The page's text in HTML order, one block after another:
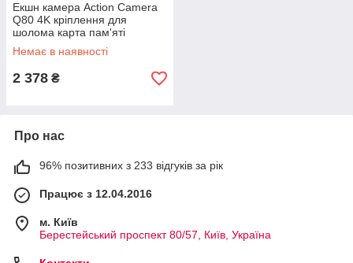
Екшн камера Action Camera
Q80 4K кріплення для
шолома карта пам'яті
Немає в наявності
2 378 ₴
Про нас
96% позитивних з 233 відгуків за рік
Працює з 12.04.2016
м. Київ
Берестейський проспект 80/57, Київ, Україна